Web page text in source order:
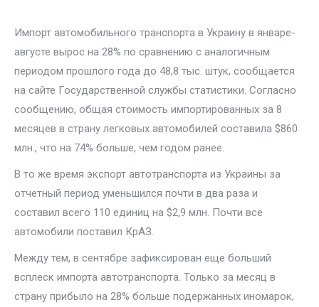
Импорт автомобильного транспорта в Украину в январе-
августе вырос на 28% по сравнению с аналогичным
периодом прошлого года до 48,8 тыс. штук, сообщается
на сайте Государственной службы статистики. Согласно
сообщению, общая стоимость импортированных за 8
месяцев в страну легковых автомобилей составила $860
млн., что на 74% больше, чем годом ранее.
В то же время экспорт автотранспорта из Украины за
отчетный период уменьшился почти в два раза и
составил всего 110 единиц на $2,9 млн. Почти все
автомобили поставил КрАЗ.
Между тем, в сентябре зафиксирован еще больший
всплеск импорта автотранспорта. Только за месяц в
страну прибыло на 28% больше подержанных иномарок,